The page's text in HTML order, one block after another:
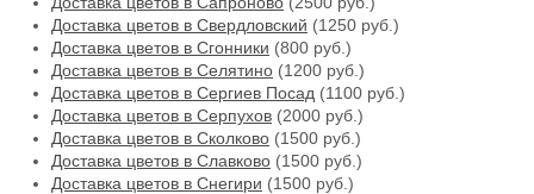
Доставка цветов в Свердловский (1250 руб.)
Доставка цветов в Сгонники (800 руб.)
Доставка цветов в Селятино (1200 руб.)
Доставка цветов в Сергиев Посад (1100 руб.)
Доставка цветов в Серпухов (2000 руб.)
Доставка цветов в Сколково (1500 руб.)
Доставка цветов в Славково (1500 руб.)
Доставка цветов в Снегири (1500 руб.)